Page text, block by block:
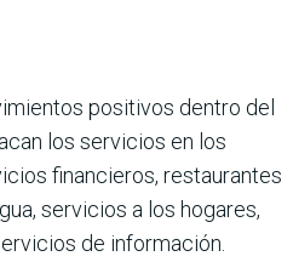
positivos dentro del
los servicios en los
finan­cieros, restaurantes
servicios a los hogares,
de infor­mación.